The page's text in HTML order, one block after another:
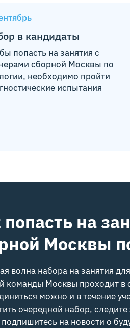
в кандидаты
попасть на занятия с
сборной Москвы по
необходимо пройти
испытания
на
Москвы
волна набора на занятия для
команды Москвы проходит в
можно и в течение
очередной набор,
подпишитесь на новости о